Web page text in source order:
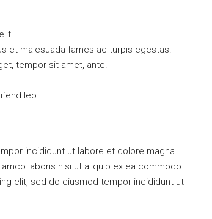
et malesuada fames ac turpis egestas.
tempor sit amet, ante.
leo.
incididunt ut labore et dolore magna
laboris nisi ut aliquip ex ea commodo
elit, sed do eiusmod tempor incididunt ut